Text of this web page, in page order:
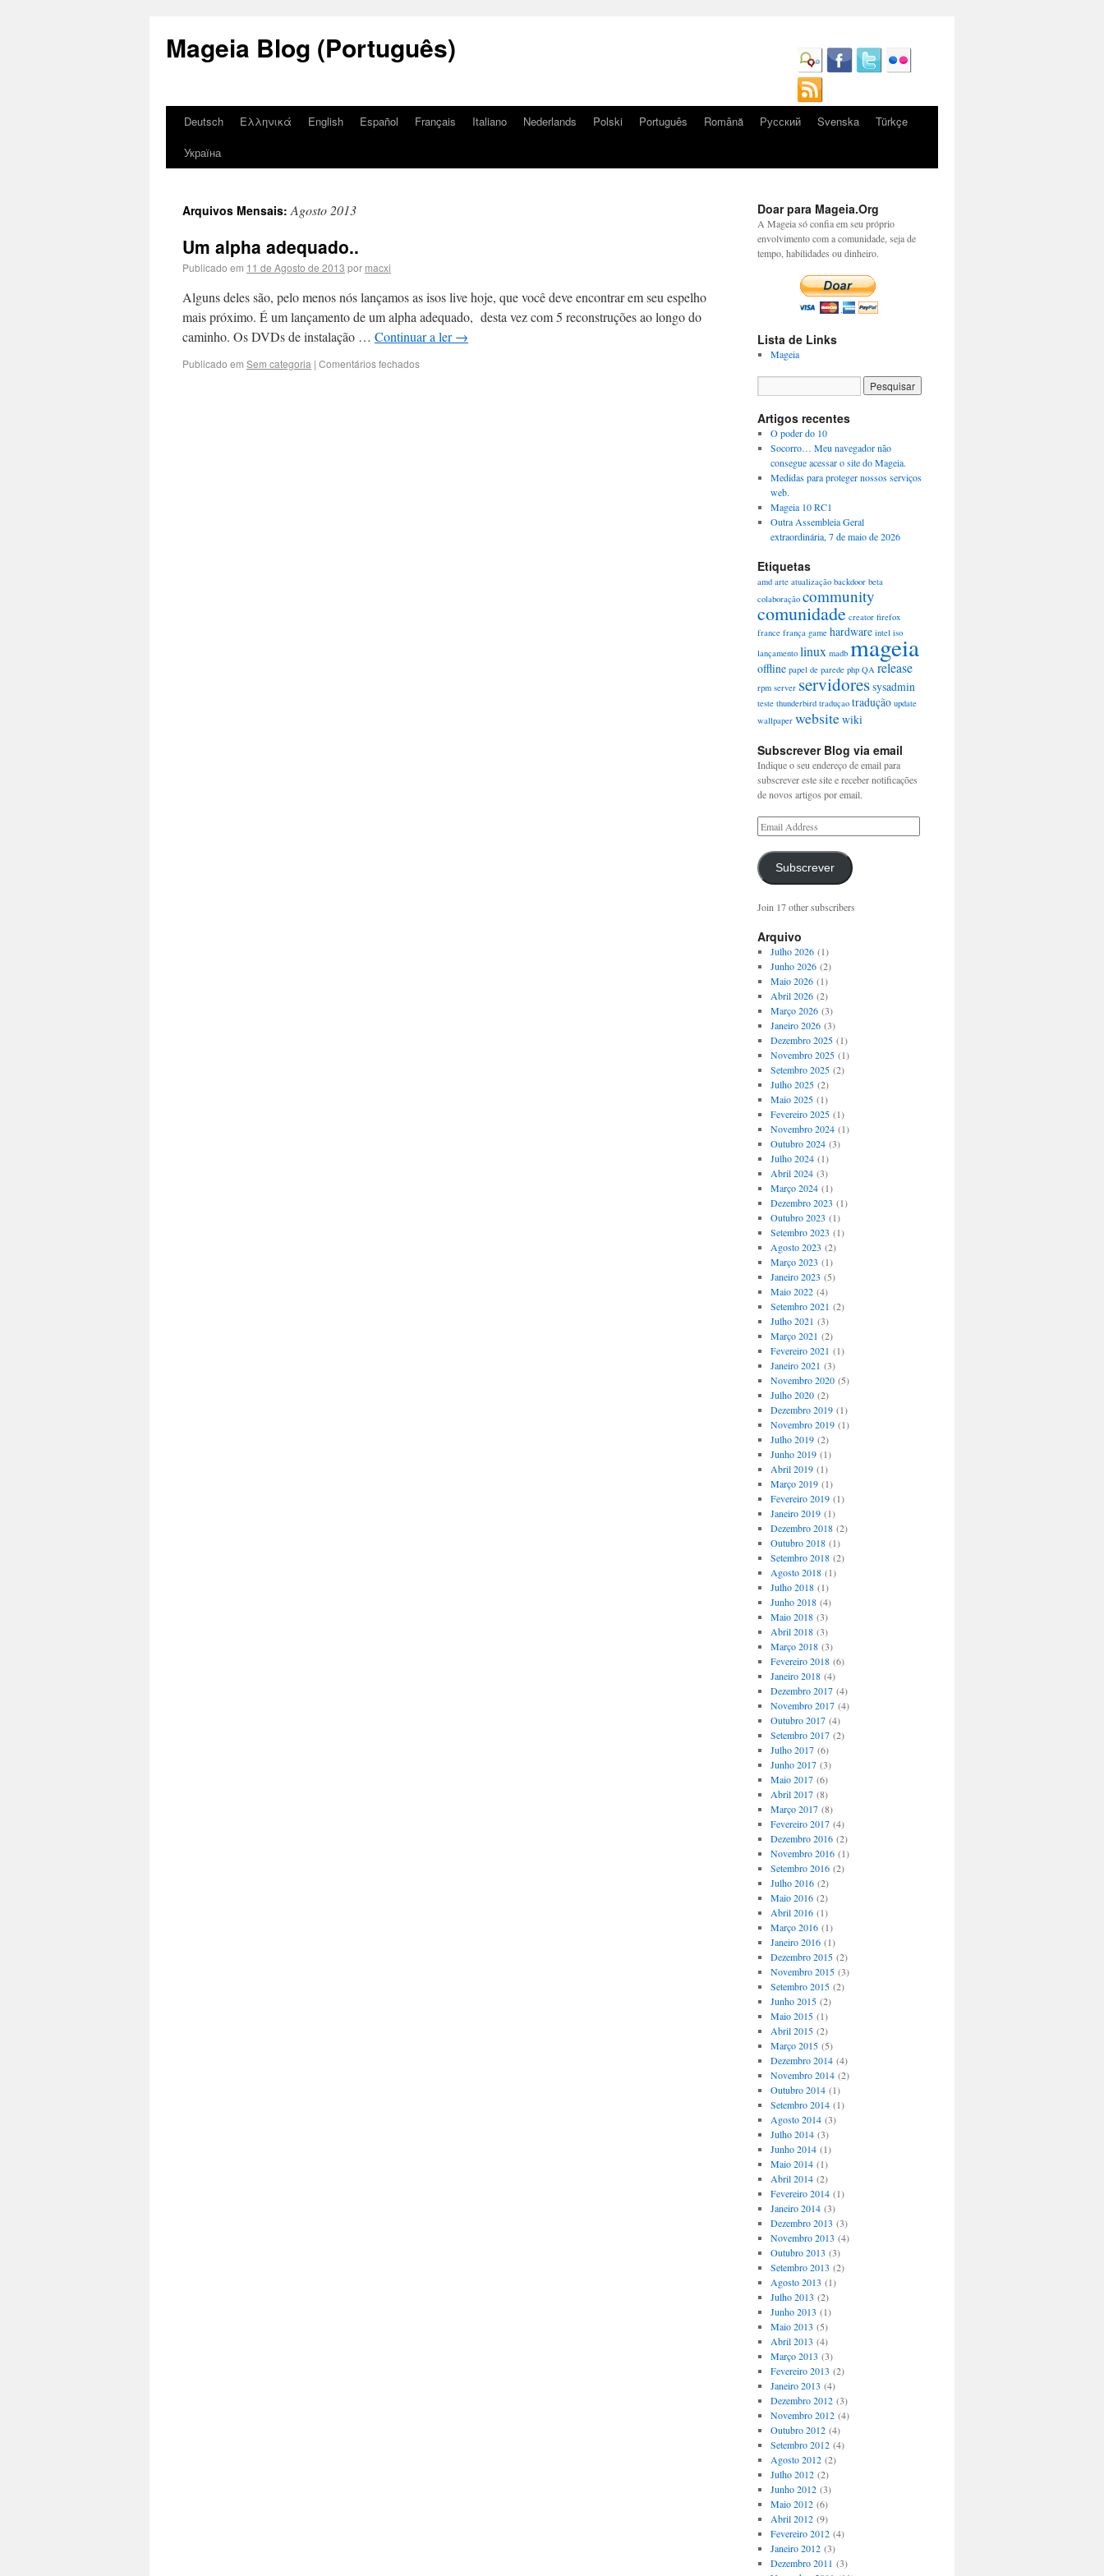
Mageia Blog (Português)
Deutsch Ελληνικά English Español Français Italiano Nederlands Polski Português Română Русский Svenska
Türkçe
Україна
Arquivos Mensais:Agosto 2013
Um alpha adequado..
Publicado em 11 de Agosto de 2013 por macxi
Alguns deles são, pelo menos nós lançamos as isos live hoje, que você deve encontrar em seu espelho
mais próximo. É um lançamento de um alpha adequado, desta vez com 5 reconstruções ao longo do
caminho. Os DVDs de instalação … Continuar a ler→
Publicado em Sem categoria | Comentários fechados
Doar para Mageia.Org
A Mageia só confia em seu próprio
envolvimento com a comunidade, seja de
tempo, habilidades ou dinheiro.
Lista de Links
Mageia
Artigos recentes
O poder do 10
Socorro… Meu navegador não
consegue acessar o site do Mageia.
Medidas para proteger nossos serviços
web.
Mageia 10 RC1
Outra Assembleia Geral
extraordinária, 7 de maio de 2026
Etiquetas
amd arte atualização backdoor beta
colaboração community
comunidade creator firefox
france frança game hardware intel iso
lançamento linux madb mageia
offline papel de parede php QA release
rpm server servidoressysadmin
teste thunderbird traduçao tradução update
wallpaper websitewiki
Subscrever Blog via email
Indique o seu endereço de email para
subscrever este site e receber notificações
de novos artigos por email.
Subscrever
Join 17 other subscribers
Arquivo
Julho 2026(1)
Junho 2026(2)
Maio 2026(1)
Abril 2026(2)
Março 2026(3)
Janeiro 2026(3)
Dezembro 2025(1)
Novembro 2025(1)
Setembro 2025(2)
Julho 2025(2)
Maio 2025(1)
Fevereiro 2025(1)
Novembro 2024(1)
Outubro 2024(3)
Julho 2024(1)
Abril 2024(3)
Março 2024(1)
Dezembro 2023 (1)
Outubro 2023 (1)
Setembro 2023 (1)
Agosto 2023 (2)
Março 2023 (1)
Janeiro 2023 (5)
Maio 2022(4)
Setembro 2021 (2)
Julho 2021 (3)
Março 2021 (2)
Fevereiro 2021 (1)
Janeiro 2021 (3)
Novembro 2020(5)
Julho 2020(2)
Dezembro 2019(1)
Novembro 2019(1)
Julho 2019(2)
Junho 2019(1)
Abril 2019(1)
Março 2019(1)
Fevereiro 2019(1)
Janeiro 2019(1)
Dezembro 2018(2)
Outubro 2018(1)
Setembro 2018(2)
Agosto 2018(1)
Julho 2018(1)
Junho 2018(4)
Maio 2018(3)
Abril 2018(3)
Março 2018(3)
Fevereiro 2018(6)
Janeiro 2018(4)
Dezembro 2017(4)
Novembro 2017(4)
Outubro 2017(4)
Setembro 2017(2)
Julho 2017(6)
Junho 2017(3)
Maio 2017(6)
Abril 2017(8)
Março 2017(8)
Fevereiro 2017(4)
Dezembro 2016(2)
Novembro 2016(1)
Setembro 2016(2)
Julho 2016(2)
Maio 2016(2)
Abril 2016(1)
Março 2016(1)
Janeiro 2016(1)
Dezembro 2015(2)
Novembro 2015(3)
Setembro 2015(2)
Junho 2015(2)
Maio 2015(1)
Abril 2015(2)
Março 2015(5)
Dezembro 2014(4)
Novembro 2014(2)
Outubro 2014(1)
Setembro 2014(1)
Agosto 2014(3)
Julho 2014(3)
Junho 2014(1)
Maio 2014(1)
Abril 2014(2)
Fevereiro 2014(1)
Janeiro 2014(3)
Dezembro 2013 (3)
Novembro 2013 (4)
Outubro 2013 (3)
Setembro 2013 (2)
Agosto 2013 (1)
Julho 2013 (2)
Junho 2013 (1)
Maio 2013 (5)
Abril 2013 (4)
Março 2013 (3)
Fevereiro 2013 (2)
Janeiro 2013 (4)
Dezembro 2012(3)
Novembro 2012(4)
Outubro 2012(4)
Setembro 2012(4)
Agosto 2012(2)
Julho 2012(2)
Junho 2012(3)
Maio 2012(6)
Abril 2012(9)
Fevereiro 2012(4)
Janeiro 2012(3)
Dezembro 2011 (3)